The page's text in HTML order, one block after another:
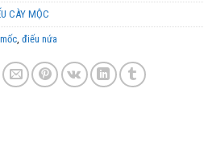
CÀY MỘC
, điếu nứa